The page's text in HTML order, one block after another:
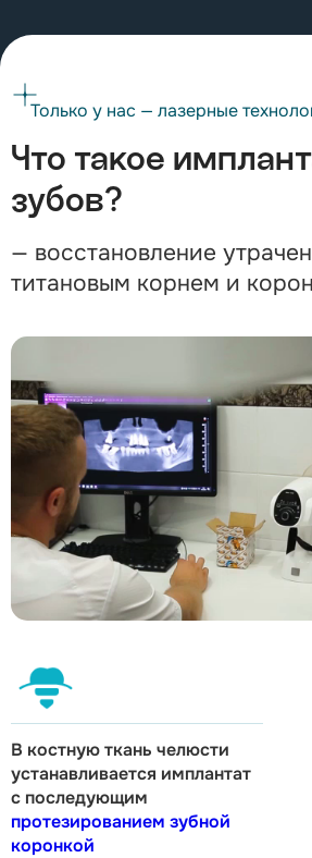
Только у нас — лазерные
Что такое
зубов?
— восстановление
титановым корнем и
В костную ткань челюсти
устанавливается имплантат
с последующим
протезированием зубной
коронкой